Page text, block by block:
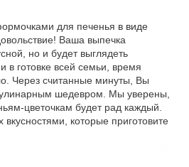
для печенья в виде
Ваша выпечка
но и будет выглядеть
в готовке всей семьи, время
Через считанные минуты, Вы
шедевром. Мы уверены,
цветочкам будет рад каждый.
вкусностями, которые приготовите